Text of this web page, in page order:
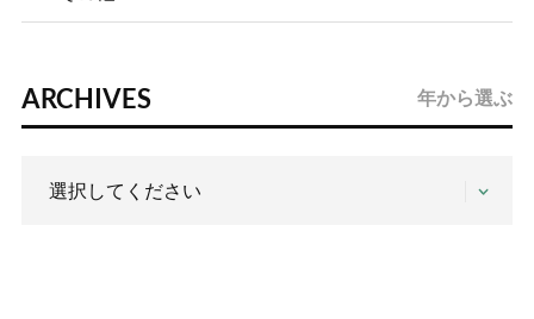
ARCHIVES 年から選ぶ